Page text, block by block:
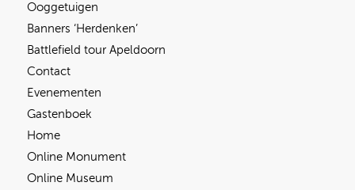
Ooggetuigen
Banners ‘Herdenken’
Battlefield tour Apeldoorn
Contact
Evenementen
Gastenboek
Home
Online Monument
Online Museum